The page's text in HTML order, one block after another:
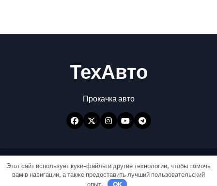
ТехАвто
Прокачка авто
Авторские права © Все права защищены|
NewspaperupотThemeansar.
Этот сайт использует куки-файлы и другие технологии, чтобы помочь
вам в навигации, а также предоставить лучший пользовательский
опыт.
OK